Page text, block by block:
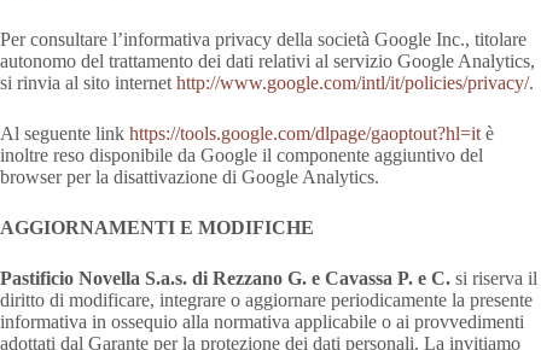
Per consultare l’informativa privacy della società Google Inc., titolare
autonomo del trattamento dei dati relativi al servizio Google Analytics,
si rinvia al sito internet http://www.google.com/intl/it/policies/privacy/.
Al seguente link https://tools.google.com/dlpage/gaoptout?hl=it è
inoltre reso disponibile da Google il componente aggiuntivo del
browser per la disattivazione di Google Analytics.
AGGIORNAMENTI E MODIFICHE
Pastificio Novella S.a.s. di Rezzano G. e Cavassa P. e C. si riserva il
diritto di modificare, integrare o aggiornare periodicamente la presente
informativa in ossequio alla normativa applicabile o ai provvedimenti
adottati dal Garante per la protezione dei dati personali. La invitiamo